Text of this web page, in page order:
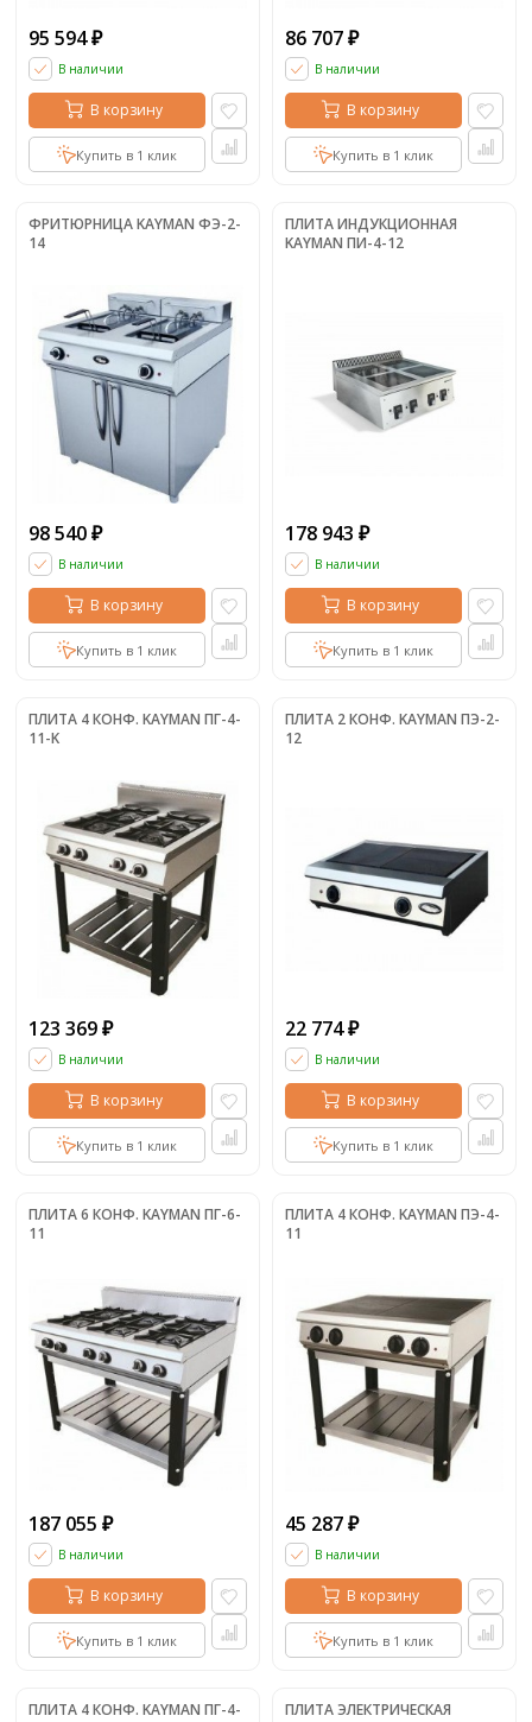
95 594 ₽
В наличии
В корзину
Купить в 1 клик
86 707 ₽
В наличии
В корзину
Купить в 1 клик
ФРИТЮРНИЦА KAYMAN ФЭ-2-
14
98 540 ₽
В наличии
В корзину
Купить в 1 клик
ПЛИТА ИНДУКЦИОННАЯ
KAYMAN ПИ-4-12
178 943 ₽
В наличии
В корзину
Купить в 1 клик
ПЛИТА 4 КОНФ. KAYMAN ПГ-4-
11-K
123 369 ₽
В наличии
В корзину
Купить в 1 клик
ПЛИТА 2 КОНФ. KAYMAN ПЭ-2-
12
22 774 ₽
В наличии
В корзину
Купить в 1 клик
ПЛИТА 6 КОНФ. KAYMAN ПГ-6-
11
187 055 ₽
В наличии
В корзину
Купить в 1 клик
ПЛИТА 4 КОНФ. KAYMAN ПЭ-4-
11
45 287 ₽
В наличии
В корзину
Купить в 1 клик
ПЛИТА 4 КОНФ. KAYMAN ПГ-4-
ПЛИТА ЭЛЕКТРИЧЕСКАЯ